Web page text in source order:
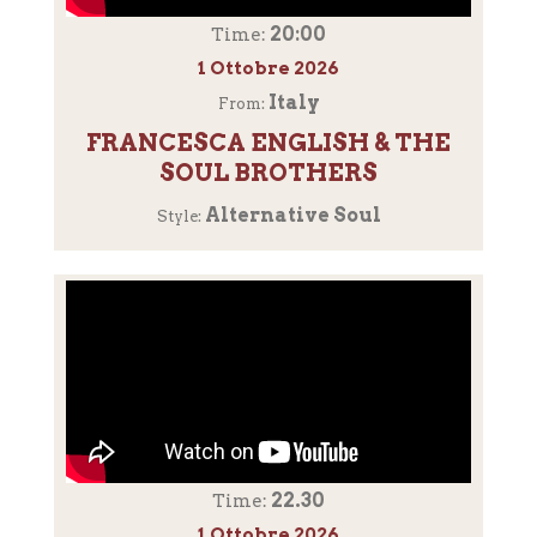
Time: 20:00
1 Ottobre 2026
From: Italy
FRANCESCA ENGLISH & THE
SOUL BROTHERS
Style: Alternative Soul
Time: 22.30